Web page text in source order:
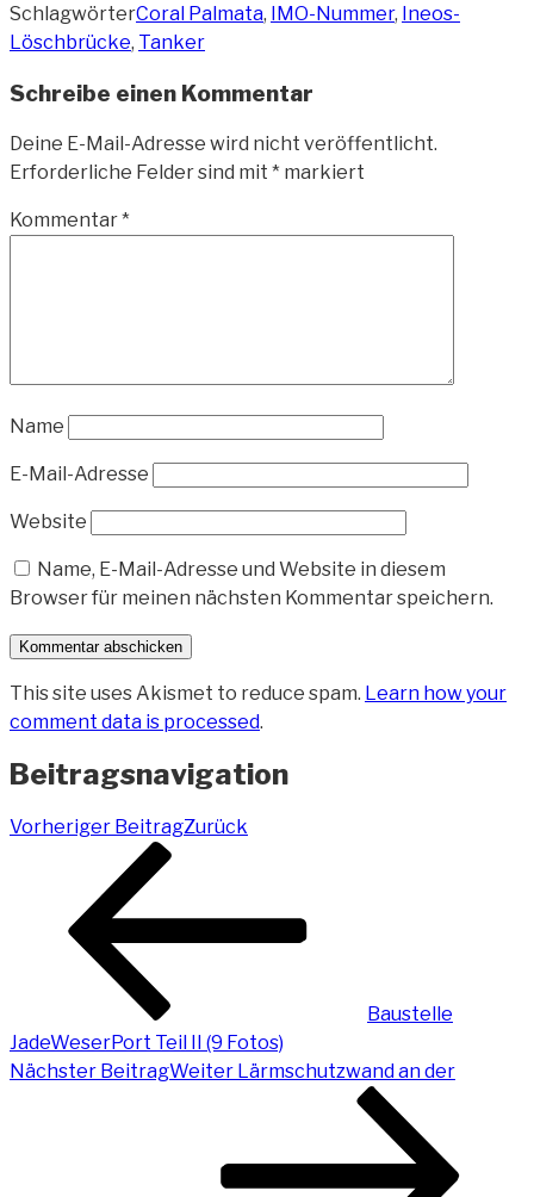
SchlagwörterCoral Palmata, IMO-Nummer, Ineos-
Löschbrücke, Tanker
Schreibe einen Kommentar
Deine E-Mail-Adresse wird nicht veröffentlicht.
Erforderliche Felder sind mit * markiert
Kommentar*
Name
E-Mail-Adresse
Website
Name, E-Mail-Adresse und Website in diesem
Browser für meinen nächsten Kommentar speichern.
This site uses Akismet to reduce spam. Learn how your
comment data is processed.
Beitragsnavigation
Vorheriger BeitragZurück
Baustelle
JadeWeserPort Teil II (9 Fotos)
Nächster BeitragWeiter Lärmschutzwand an der